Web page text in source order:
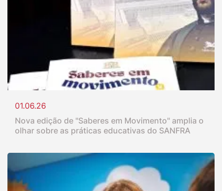
01.06.26
Nova edição de "Saberes em Movimento" amplia o
olhar sobre as práticas educativas do SANFRA